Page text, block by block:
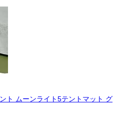
ト ムーンライト5テントマット グ